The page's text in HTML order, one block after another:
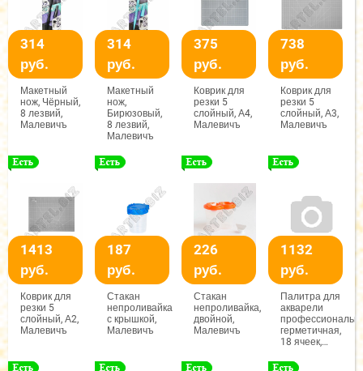
314
руб.
Макетный
нож, Чёрный,
8 лезвий,
Малевичъ
314
руб.
Макетный
нож,
Бирюзовый,
8 лезвий,
Малевичъ
375
руб.
Коврик для
резки 5
слойный, А4,
Малевичъ
738
руб.
Коврик для
резки 5
слойный, А3,
Малевичъ
1413
руб.
Коврик для
резки 5
слойный, А2,
Малевичъ
187
руб.
Стакан
непроливайка
с крышкой,
Малевичъ
226
руб.
Стакан
непроливайка,
двойной,
Малевичъ
1132
руб.
Палитра для
акварели
герметичная,
18 ячеек,
Малевичъ